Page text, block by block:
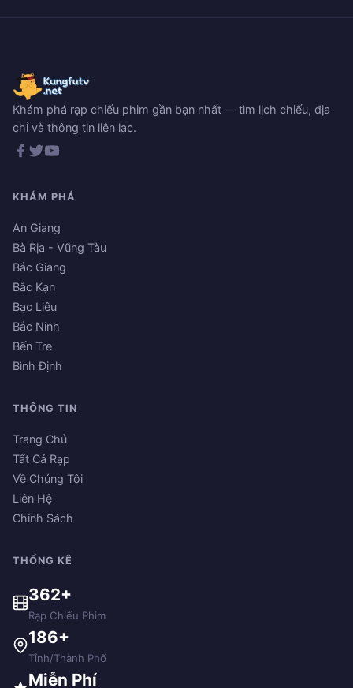
Khám phá rạp chiếu phim gần bạn nhất — tìm lịch chiếu, địa
chỉ và thông tin liên lạc.
KHÁM PHÁ
An Giang
Bà Rịa - Vũng Tàu
Bắc Giang
Bắc Kạn
Bạc Liêu
Bắc Ninh
Bến Tre
Bình Định
THÔNG TIN
Trang Chủ
Tất Cả Rạp
Về Chúng Tôi
Liên Hệ
Chính Sách
THỐNG KÊ
362+
Rạp Chiếu Phim
186+
Tỉnh/Thành Phố
Miễn Phí